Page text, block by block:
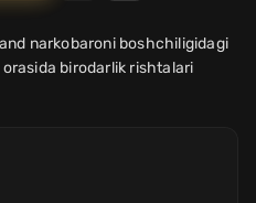
narkobaroni boshchiligidagi
birodarlik rishtalari